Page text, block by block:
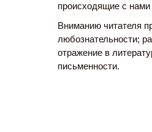
происходящие с
Вниманию читателя
любознательности;
отражение в
письменности.